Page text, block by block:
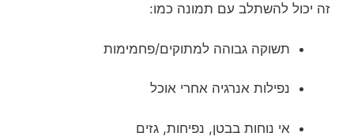
זה יכול להשתלב עם תמונה כמו:
תשוקה גבוהה למתוקים/פחמימות
נפילות אנרגיה אחרי אוכל
אי נוחות בבטן, נפיחות, גזים